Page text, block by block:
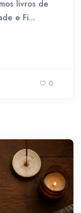
livros de
e Fi...
0